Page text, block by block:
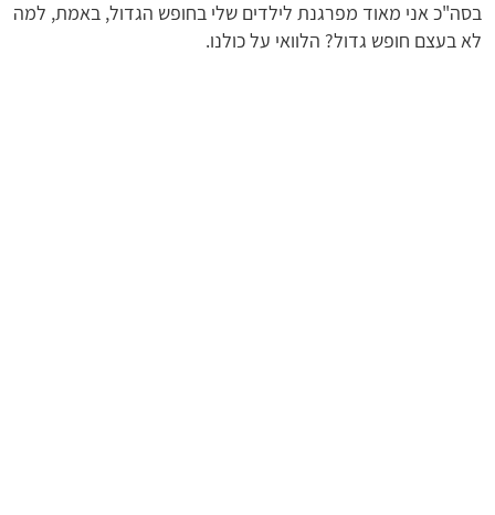
בסה"כ אני מאוד מפרגנת לילדים שלי בחופש הגדול, באמת, למה
לא בעצם חופש גדול? הלוואי על כולנו.